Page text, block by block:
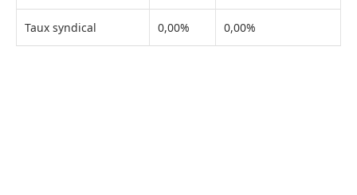
Taux syndical 0,00% 0,00%